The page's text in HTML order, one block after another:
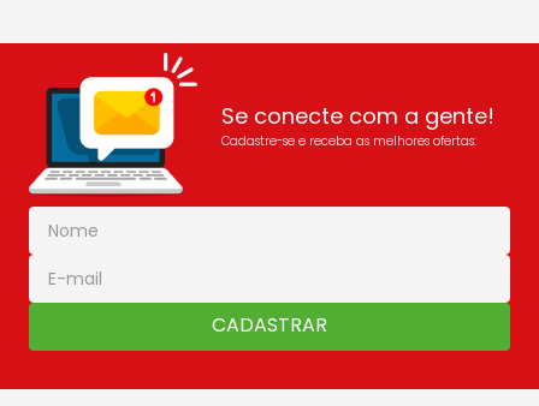
Se conecte com a gente!
Cadastre-se e receba as melhores ofertas:
CADASTRAR